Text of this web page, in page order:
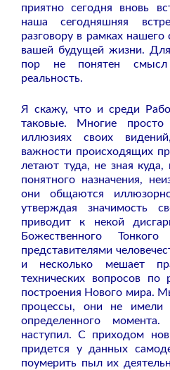
приятно сегодня вновь
наша сегодняшняя
разговору в рамках нашего
вашей будущей жизни.
пор не понятен
реальность.
Я скажу, что и среди
таковые. Многие
иллюзиях своих
важности происходящих
летают туда, не зная куда,
понятного назначения,
они общаются
утверждая значимость
приводит к некой
Божественного
представителями
и несколько мешает
технических вопросов по
построения Нового мира.
процессы, они не имели
определенного
наступил. С приходом
придется у данных
поумерить пыл их